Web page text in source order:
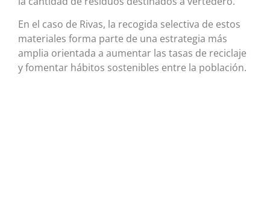
En el caso de Rivas, la recogida selectiva de estos
materiales forma parte de una estrategia más
amplia orientada a aumentar las tasas de reciclaje
y fomentar hábitos sostenibles entre la población.